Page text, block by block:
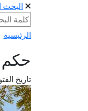
البحث
الرئيسية
حكم
تاريخ